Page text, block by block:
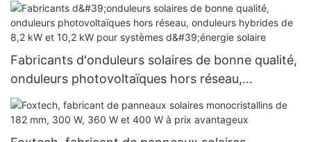
Fabricants d'onduleurs solaires de bonne qualité,
onduleurs photovoltaïques hors réseau,
onduleurs hybrides de 8,2 kW et 10,2 kW pour
systèmes d'énergie solaire